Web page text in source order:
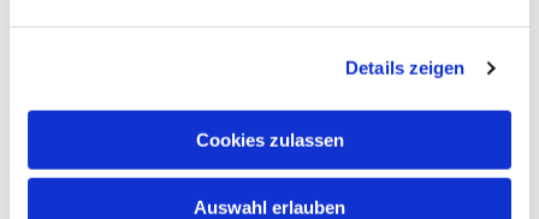
Details zeigen
Cookies zulassen
Auswahl erlauben